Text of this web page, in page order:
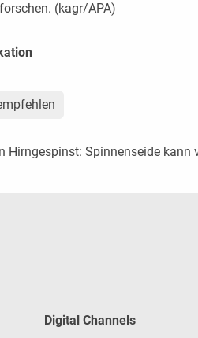
(kagr/APA)
Hirngespinst: Spinnenseide kann
Digital Channels